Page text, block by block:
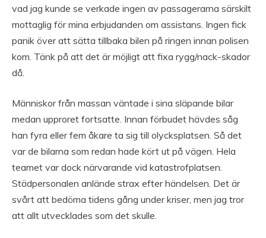
vad jag kunde se verkade ingen av passagerarna särskilt
mottaglig för mina erbjudanden om assistans. Ingen fick
panik över att sätta tillbaka bilen på ringen innan polisen
kom. Tänk på att det är möjligt att fixa rygg/nack-skador
då.
Människor från massan väntade i sina släpande bilar
medan upproret fortsatte. Innan förbudet hävdes såg
han fyra eller fem åkare ta sig till olycksplatsen. Så det
var de bilarna som redan hade kört ut på vägen. Hela
teamet var dock närvarande vid katastrofplatsen.
Städpersonalen anlände strax efter händelsen. Det är
svårt att bedöma tidens gång under kriser, men jag tror
att allt utvecklades som det skulle.